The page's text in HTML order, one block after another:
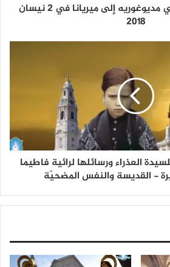
رسالة مريم العذراء في مديوغوريه إلى ميريانا في 2 نيسان
2018
العذراء ورسائلها لرائية فاطيما
- القديسة والنفس المضحيّة